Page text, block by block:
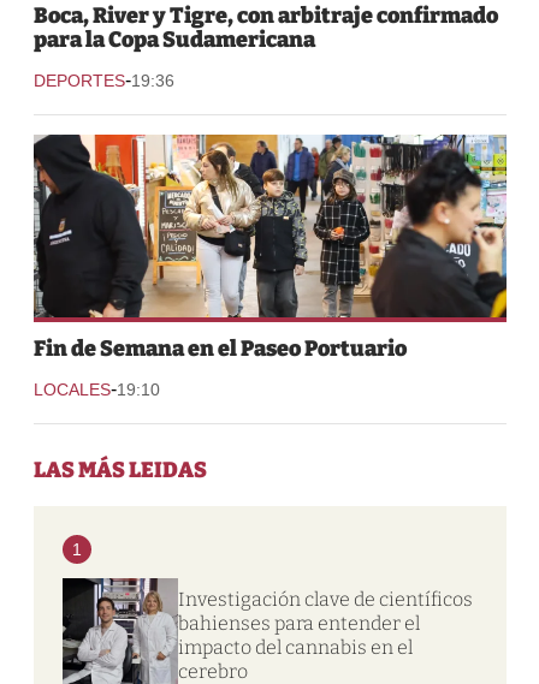
Boca, River y Tigre, con arbitraje confirmado
para la Copa Sudamericana
DEPORTES-19:36
Fin de Semana en el Paseo Portuario
LOCALES-19:10
LAS MÁS LEIDAS
1
Investigación clave de científicos
bahienses para entender el
impacto del cannabis en el
cerebro